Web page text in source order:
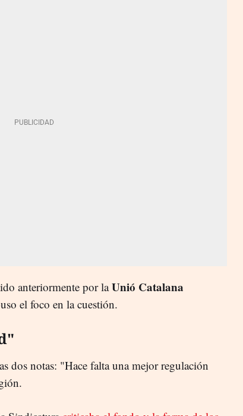
anteriormente por laUnió Catalana
el foco en la cuestión.
dos notas: "Hace falta una mejor regulación